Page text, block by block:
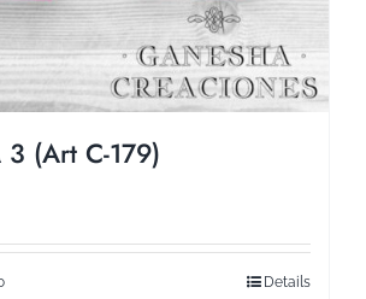
3 (Art C-179)
Details